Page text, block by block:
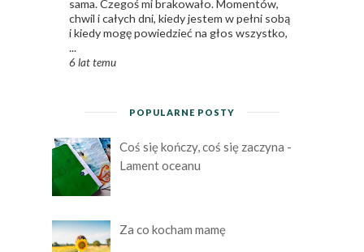
sama. Czegoś mi brakowało. Momentów,
chwil i całych dni, kiedy jestem w pełni sobą
i kiedy mogę powiedzieć na głos wszystko,
...
6 lat temu
POPULARNE POSTY
Coś się kończy, coś się zaczyna -
Lament oceanu
Za co kocham mamę